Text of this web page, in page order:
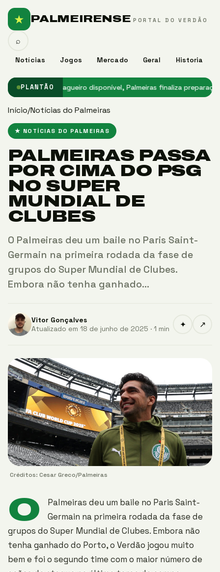
★ PALMEIRENSE PORTAL DO VERDÃO
Notícias Jogos Mercado Geral Historia
⌕
PLANTÃO
★ Sem zagueiro disponível, Palmeiras finaliza preparação
Início/Notícias do Palmeiras
★ NOTÍCIAS DO PALMEIRAS
PALMEIRAS PASSA
POR CIMA DO PSG
NO SUPER
MUNDIAL DE
CLUBES
O Palmeiras deu um baile no Paris Saint-
Germain na primeira rodada da fase de
grupos do Super Mundial de Clubes.
Embora não tenha ganhado…
Vitor Gonçalves
Atualizado em 18 de junho de 2025 · 1 min
✦ ↗
Créditos: Cesar Greco/Palmeiras
O
Palmeiras deu um baile no Paris Saint-
Germain na primeira rodada da fase de
grupos do Super Mundial de Clubes. Embora não
tenha ganhado do Porto, o Verdão jogou muito
bem e foi o segundo time com o maior número de